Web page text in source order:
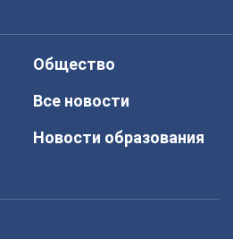
Общество
Все новости
Новости образования